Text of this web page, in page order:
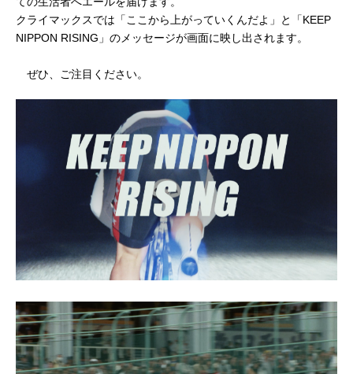
クライマックスでは「ここから上がっていくんだよ」と「KEEP
NIPPON RISING」のメッセージが画面に映し出されます。
ぜひ、ご注目ください。